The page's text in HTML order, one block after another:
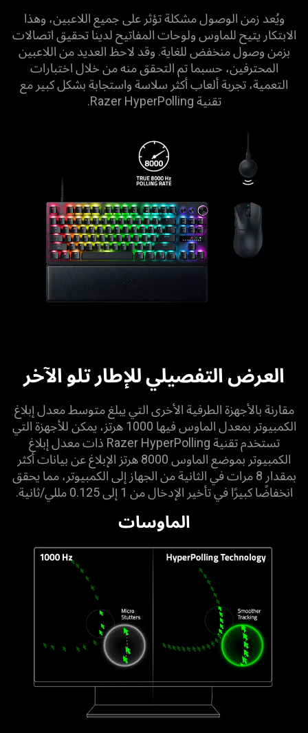
ويُعد زمن الوصول مشكلة تؤثر على جميع اللاعبين، وهذا
الابتكار يتيح للماوس ولوحات المفاتيح لدينا تحقيق اتصالات
بزمن وصول منخفض للغاية. وقد لاحظ العديد من اللاعبين
المحترفين، حسبما تم التحقق منه من خلال اختبارات
التعمية، تجربة ألعاب أكثر سلاسة واستجابة بشكل كبير مع
تقنية Razer HyperPolling.
العرض التفصيلي للإطار تلو الآخر
مقارنة بالأجهزة الطرفية الأخرى التي يبلغ متوسط معدل إبلاغ
الكمبيوتر بمعدل الماوس فيها 1000 هرتز، يمكن للأجهزة التي
تستخدم تقنية Razer HyperPolling ذات معدل إبلاغ
الكمبيوتر بموضع الماوس 8000 هرتز الإبلاغ عن بيانات أكثر
بمقدار 8 مرات في الثانية من الجهاز إلى الكمبيوتر، مما يحقق
انخفاضًا كبيرًا في تأخير الإدخال من 1 إلى 0.125 مللي/ثانية.
الماوسات